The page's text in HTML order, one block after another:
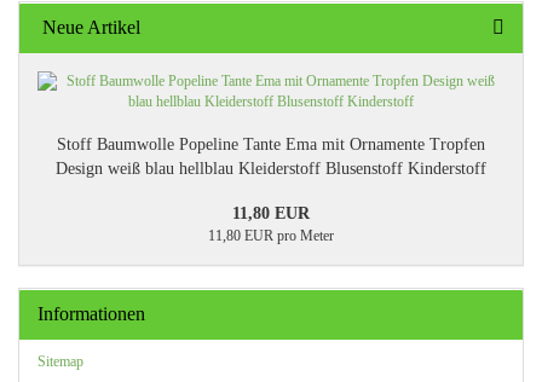
Neue Artikel
Stoff Baumwolle Popeline Tante Ema mit Ornamente Tropfen
Design weiß blau hellblau Kleiderstoff Blusenstoff Kinderstoff
11,80 EUR
11,80 EUR pro Meter
Informationen
Sitemap